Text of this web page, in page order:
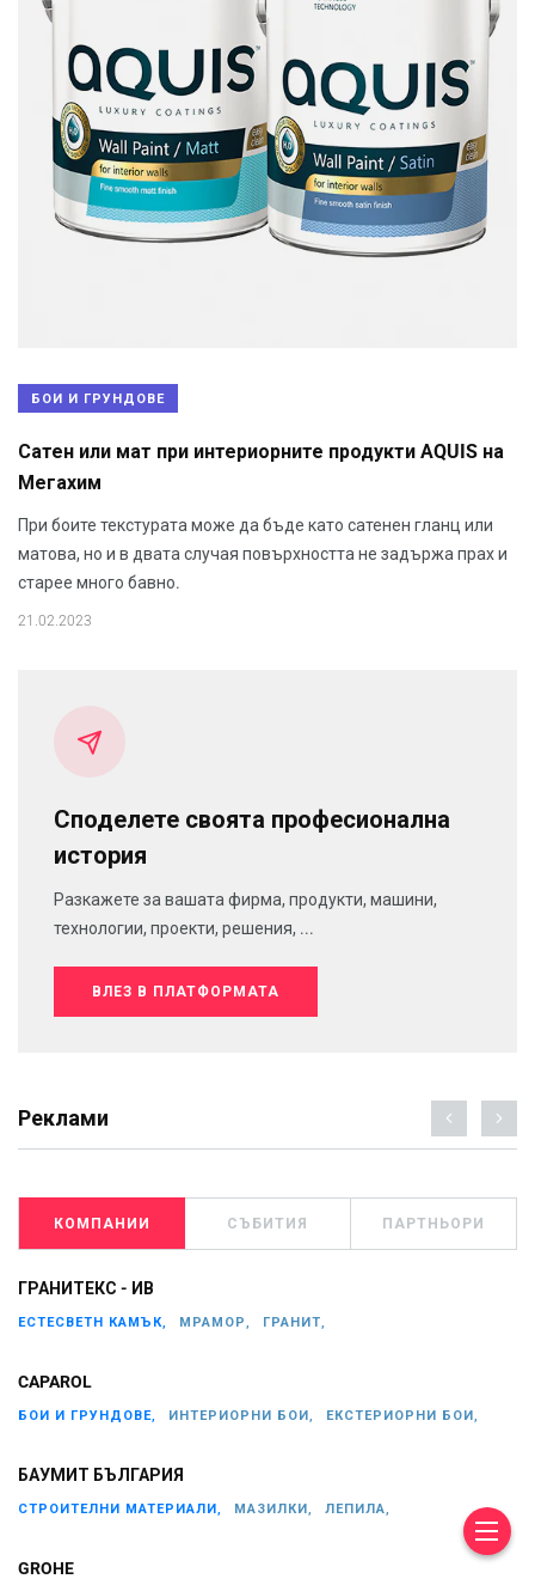
БОИ И ГРУНДОВЕ
Сатен или мат при интериорните продукти AQUIS на
Мегахим
При боите текстурата може да бъде като сатенен гланц или
матова, но и в двата случая повърхността не задържа прах и
старее много бавно.
21.02.2023
Споделете своята професионална
история
Разкажете за вашата фирма, продукти, машини,
технологии, проекти, решения, ...
ВЛЕЗ В ПЛАТФОРМАТА
Реклами
КОМПАНИИ СЪБИТИЯ ПАРТНЬОРИ
ГРАНИТЕКС - ИВ
ЕСТЕСВЕТН КАМЪК, МРАМОР, ГРАНИТ,
CAPAROL
БОИ И ГРУНДОВЕ, ИНТЕРИОРНИ БОИ, ЕКСТЕРИОРНИ БОИ,
БАУМИТ БЪЛГАРИЯ
СТРОИТЕЛНИ МАТЕРИАЛИ, МАЗИЛКИ, ЛЕПИЛА,
GROHE